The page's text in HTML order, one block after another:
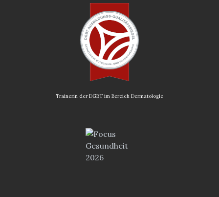
Trainerin der DGBT im Bereich Dermatologie